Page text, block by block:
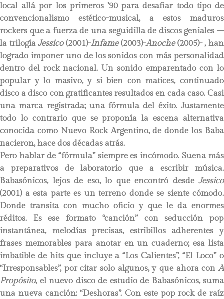
local allá por los primeros ’90 para desafiar todo tipo de
convencionalismo estético-musical, a estos maduros
rockers que a fuerza de una seguidilla de discos geniales –
la trilogíaJessico(2001)-Infame(2003)-Anoche(2005)- , han
logrado imponer uno de los sonidos con más personalidad
dentro del rock nacional. Un sonido emparentado con lo
popular y lo masivo, y si bien con matices, continuado
disco a disco con gratificantes resultados en cada caso. Casi
una marca registrada; una fórmula del éxito. Justamente
todo lo contrario que se proponía la escena alternativa
conocida como Nuevo Rock Argentino, de donde los Baba
nacieron, hace dos décadas atrás.
Pero hablar de “fórmula” siempre es incómodo. Suena más
a preparativos de laboratorio que a escribir música.
Babasónicos, lejos de eso, lo que encontró desde Jessico
(2001) a esta parte es un terreno donde se siente cómodo.
Donde transita con mucho oficio y que le da enormes
réditos. Es ese formato “canción” con seducción pop
instantánea, melodías precisas, estribillos adherentes y
frases memorables para anotar en un cuaderno; esa lista
imbatible de hits que incluye a “Los Calientes”, “El Loco” o
“Irresponsables”, por citar solo algunos, y que ahora conA
Propósito, el nuevo disco de estudio de Babasónicos, suma
una nueva canción: “Deshoras”. Con este pop rock de raíz